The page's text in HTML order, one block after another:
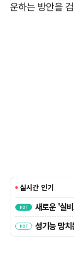
운하는 방안을